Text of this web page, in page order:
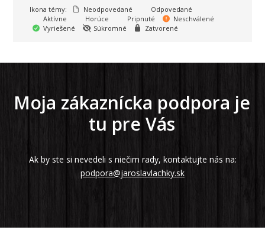
Ikona témy:
Neodpovedané
Odpovedané
Aktívne
Horúce Pripnuté
Neschválené
Vyriešené
Súkromné Zatvorené
Moja zákaznícka podpora je
tu pre Vás
Ak by ste si nevedeli s niečim rady, kontaktujte nás na:
podpora@jaroslavlachky.sk